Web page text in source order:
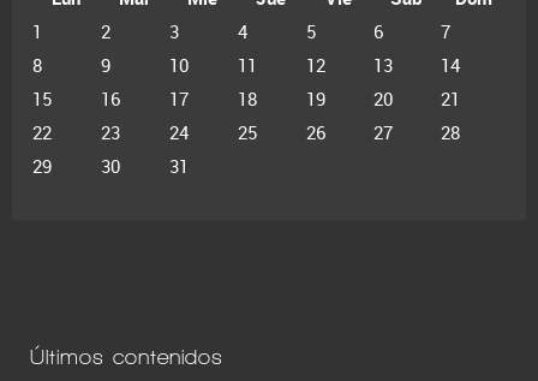
1
2 3 4 5 6
7
8
9 10 11 12 13
14
15
16 17 18 19 20
21
22
23 24 25 26 27
28
29
30 31
Últimos contenidos